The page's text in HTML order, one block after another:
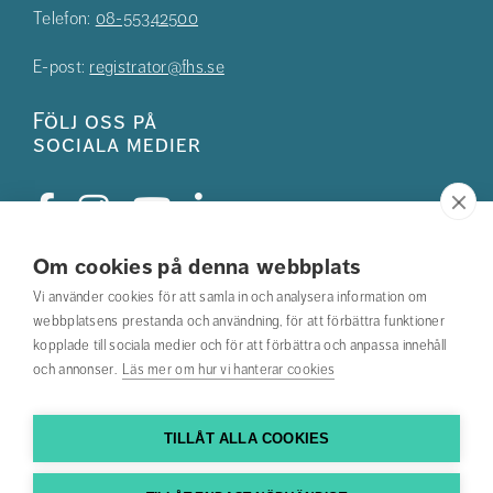
Om cookies på denna webbplats
Vi använder cookies för att samla in och analysera information om
webbplatsens prestanda och användning, för att förbättra funktioner
kopplade till sociala medier och för att förbättra och anpassa innehåll
och annonser. Läs mer om hur vi hanterar cookies
TILLÅT ALLA COOKIES
Telefon: 08-55342500
E-post: registrator@fhs.se
Följ oss på
sociala medier
Studentkåren
Hitta din utbildning
Hitta medarbetare
Hitta till oss